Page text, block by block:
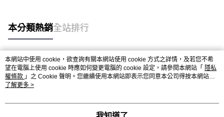
本分類熱銷全站排行
熱門標籤
本網站中使用 cookie，欲查詢有關本網站使用 cookie 方式之詳情，及若您不希
望在電腦上使用 cookie 時應如何變更電腦的 cookie 設定，請參閱本網站「 隱私
權條款 」之 Cookie 聲明。您繼續使用本網站即表示您同意本公司得按本網站使
用條款之 Cookie 聲明使用 cookie。
了解更多 >